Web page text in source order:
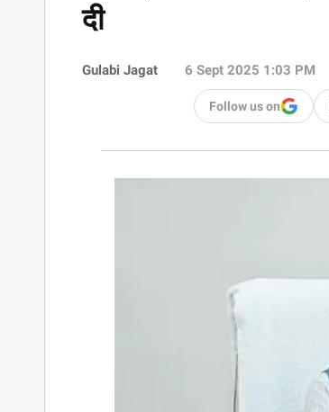
दी
Gulabi Jagat 6 Sept 2025 1:03 PM
Follow us on